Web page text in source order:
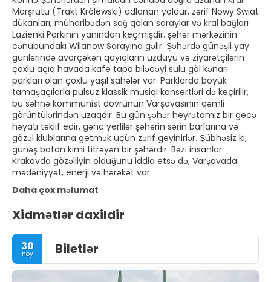
Marşrutu (Trakt Królewski) adlanan yoldur, zərif Nowy Swiat
dükanları, müharibədən sağ qalan saraylar və kral bağları
Lazienki Parkının yanından keçmişdir. şəhər mərkəzinin
cənubundakı Wilanow Sarayına gəlir. Şəhərdə günəşli yay
günlərində avarçəkən qayıqların üzdüyü və ziyarətçilərin
çoxlu açıq havada kafe tapa biləcəyi sulu göl kənarı
parkları olan çoxlu yaşıl sahələr var. Parklarda böyük
tamaşaçılarla pulsuz klassik musiqi konsertləri də keçirilir,
bu səhnə kommunist dövrünün Varşavasının qəmli
görüntülərindən uzaqdır. Bu gün şəhər heyrətamiz bir gecə
həyatı təklif edir, gənc yerlilər şəhərin sərin barlarına və
gözəl klublarına getmək üçün zərif geyinirlər. Şübhəsiz ki,
günəş batan kimi titrəyən bir şəhərdir. Bəzi insanlar
Krakovda gözəlliyin olduğunu iddia etsə də, Varşavada
mədəniyyət, enerji və hərəkət var.
Daha çox məlumat
Xidmətlər daxildir
30
noy Biletlər